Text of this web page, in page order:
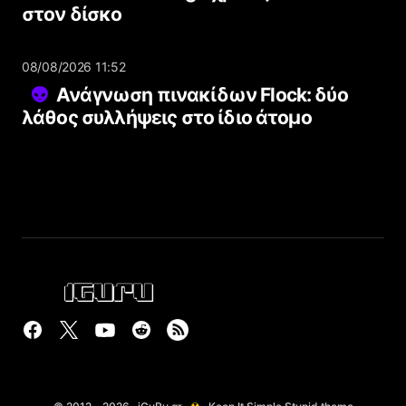
στον δίσκο
08/08/2026 11:52
Ανάγνωση πινακίδων Flock: δύο
λάθος συλλήψεις στο ίδιο άτομο